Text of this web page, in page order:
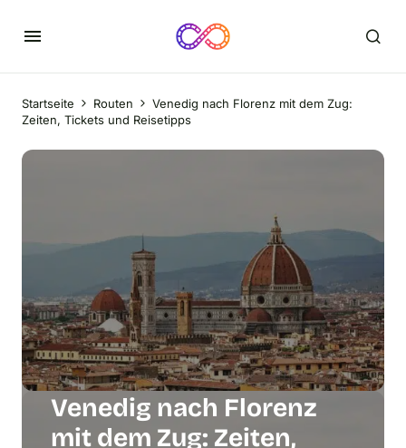
Startseite Routen
Venedig nach Florenz mit dem Zug:
Zeiten, Tickets und Reisetipps
Venedig nach Florenz
mit dem Zug: Zeiten,